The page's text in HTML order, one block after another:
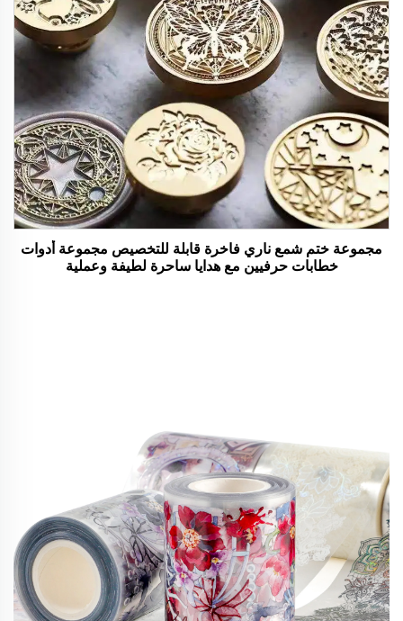
مجموعة ختم شمع ناري فاخرة قابلة للتخصيص مجموعة أدوات
خطابات حرفيين مع هدايا ساحرة لطيفة وعملية